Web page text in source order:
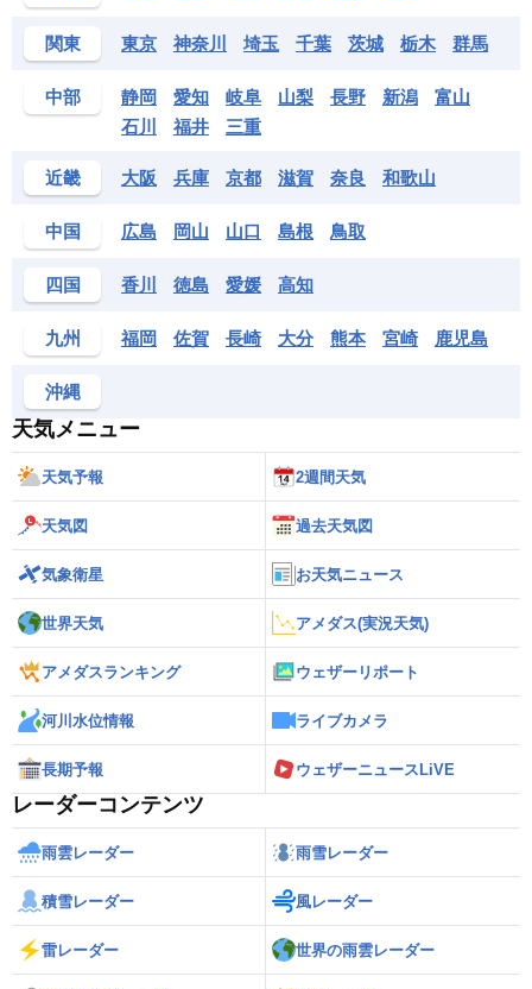
関東 東京 神奈川 埼玉 千葉 茨城 栃木 群馬
中部 静岡 愛知 岐阜 山梨 長野 新潟
富山
石川
福井 三重
近畿 大阪 兵庫 京都 滋賀 奈良 和歌山
中国 広島 岡山 山口 島根 鳥取
四国 香川 徳島 愛媛 高知
九州 福岡 佐賀 長崎 大分 熊本 宮崎 鹿児島
沖縄
天気メニュー
天気予報 2週間天気
天気図 過去天気図
気象衛星 お天気ニュース
世界天気 アメダス(実況天気)
アメダスランキング ウェザーリポート
河川水位情報 ライブカメラ
長期予報 ウェザーニュースLiVE
レーダーコンテンツ
雨雲レーダー 雨雪レーダー
積雪レーダー 風レーダー
雷レーダー 世界の雨雲レーダー